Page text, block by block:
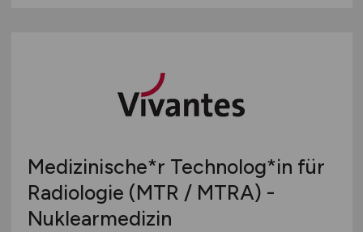
Medizinische*r Technolog*in für
Radiologie (MTR / MTRA) -
Nuklearmedizin